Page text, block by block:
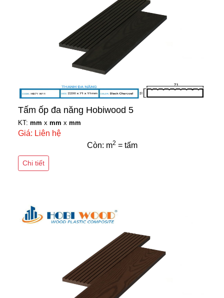
Tấm ốp đa năng Hobiwood 5
KT: mm x mm x mm
Giá: Liên hệ
Còn: m2 = tấm
Chi tiết